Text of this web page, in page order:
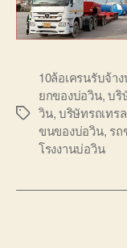
Tags
10ล้อเครนรับจ้า
ยกของบ่อวิน,บริ
วิน,บริษัทรถเทร
ขนของบ่อวิน, รถ
โรงงานบ่อวิน